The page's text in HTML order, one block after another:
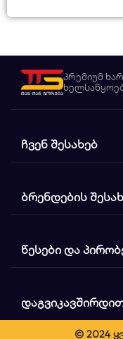
პრემიუმ
ᲩᲕᲔᲜ ᲨᲔᲡᲐᲮᲔᲑ
ᲑᲠᲔᲜᲓᲔᲑᲘᲡ
ᲬᲔᲡᲔᲑᲘ ᲓᲐ
© 2024